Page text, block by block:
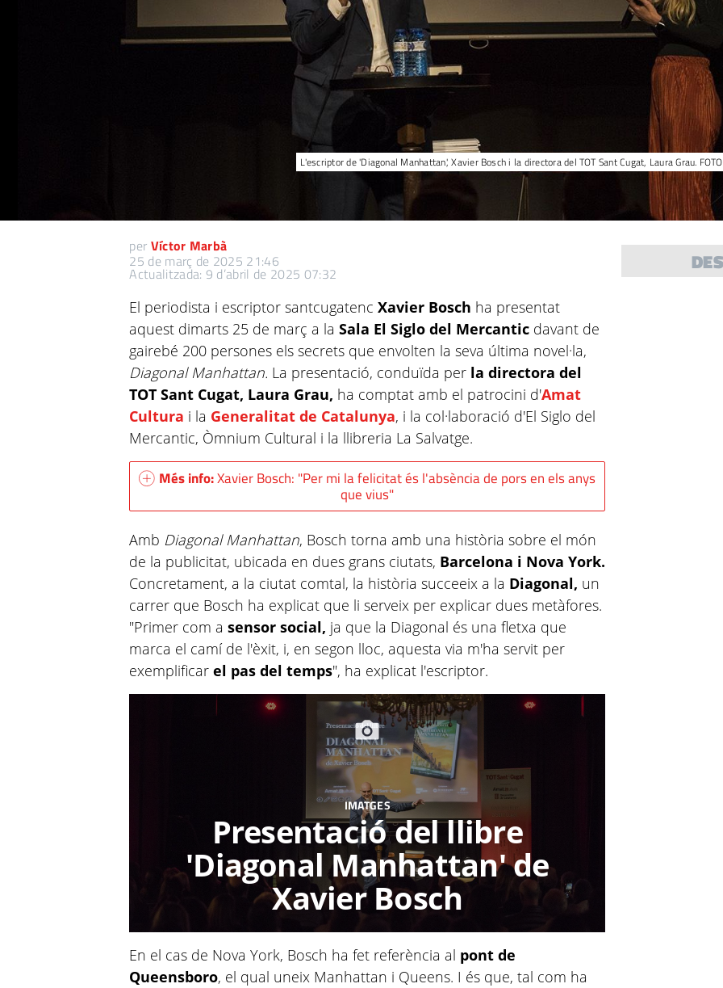
L'escriptor de 'Diagonal Manhattan', Xavier Bosch i la directora del TOT Sant Cugat, Laura Grau.
per Víctor Marbà
25 de març de 2025 21:46
Actualitzada: 9 d’abril de 2025 07:32
El periodista i escriptor santcugatencXavier Bosch ha presentat
aquest dimarts 25 de març a laSala El Siglo del Mercantic davant de
gairebé 200 persones els secrets que envolten la seva última novel·la,
Diagonal Manhattan. La presentació, conduïda per la directora del
TOT Sant Cugat, Laura Grau, ha comptat amb el patrocini d'Amat
Cultura i la Generalitat de Catalunya, i la col·laboració d'El Siglo del
Mercantic, Òmnium Cultural i la llibreria La Salvatge.
Més info:Xavier Bosch: "Per mi la felicitat és l'absència de pors en els anys
que vius"
Amb Diagonal Manhattan, Bosch torna amb una història sobre el món
de la publicitat, ubicada en dues grans ciutats, Barcelona i Nova York.
Concretament, a la ciutat comtal, la història succeeix a la Diagonal, un
carrer que Bosch ha explicat que li serveix per explicar dues metàfores.
"Primer com asensor social, ja que la Diagonal és una fletxa que
marca el camí de l'èxit, i, en segon lloc, aquesta via m'ha servit per
exemplificar el pas del temps", ha explicat l'escriptor.
IMATGES
Presentació del llibre
'Diagonal Manhattan' de
Xavier Bosch
En el cas de Nova York, Bosch ha fet referència al pont de
Queensboro, el qual uneix Manhattan i Queens. I és que, tal com ha